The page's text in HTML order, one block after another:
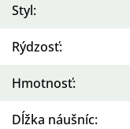
Styl:
Rýdzosť:
Hmotnosť:
Dĺžka náušníc: